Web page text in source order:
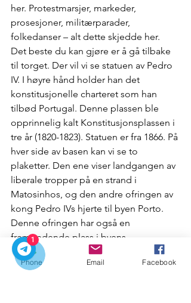
her. Protestmarsjer, markeder,
prosesjoner, militærparader,
folkedanser – alt dette skjedde her.
Det beste du kan gjøre er å gå tilbake
til torget. Der vil vi se statuen av Pedro
IV. I høyre hånd holder han det
konstitusjonelle charteret som han
tilbød Portugal. Denne plassen ble
opprinnelig kalt Konstitusjonsplassen i
tre år (1820-1823). Statuen er fra 1866. På
hver side av basen kan vi se to
plaketter. Den ene viser landgangen av
liberale tropper på en strand i
Matosinhos, og den andre ofringen av
kong Pedro IVs hjerte til byen Porto.
Denne ofringen har også en
fremtredende plass i byens
våpenskjold, som er plassert i midten.
Kong Pedro IV donerte sitt hjerte til
Phone Email Facebook
1